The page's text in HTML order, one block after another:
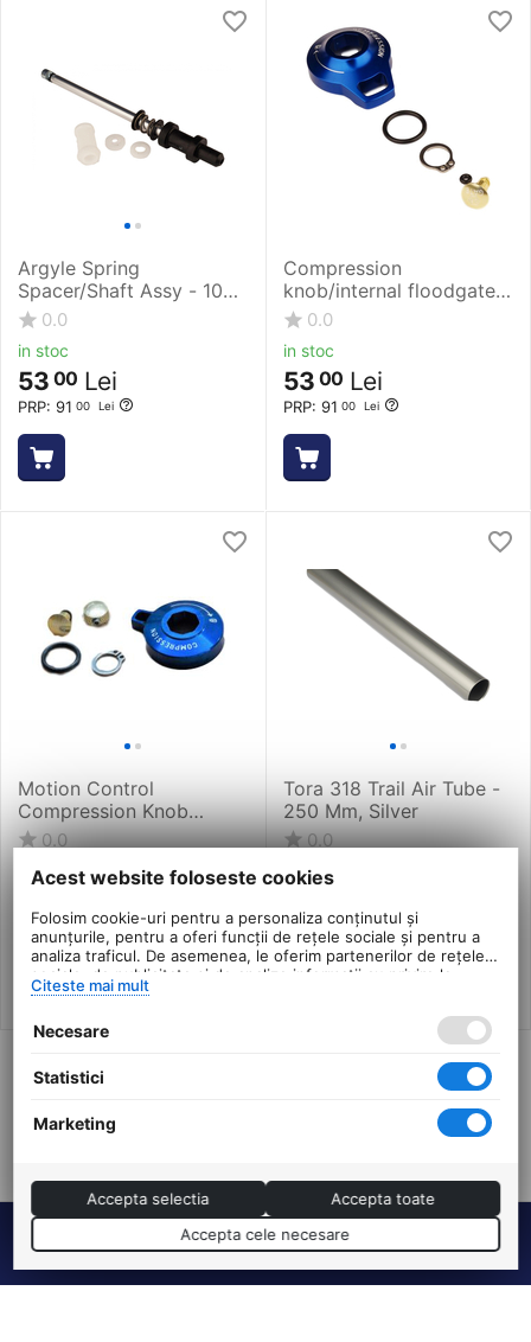
Argyle Spring
Spacer/Shaft Assy - 100
Mm, Silver-Black
0.0
in stoc
PRP: 91 00 Lei
53 00 Lei
Compression
knob/internal floodgate
cap/MC reba revelation
0.0
in stoc
PRP: 91 00 Lei
53 00 Lei
Motion Control
Compression Knob
Standard Alum W/ Cir-
Clip - Blue
0.0
in stoc
PRP:102 00 Lei
Tora 318 Trail Air Tube -
250 Mm, Silver
0.0
in stoc
PRP:91 00 Lei
Termeni si conditii
Acest website foloseste cookies
Folosim cookie-uri pentru a personaliza conținutul și
anunțurile, pentru a oferi funcții de rețele sociale și pentru a
analiza traficul. De asemenea, le oferim partenerilor de rețele
sociale, de publicitate și de analize informații cu privire la
modul în care folosiți site-ul nostru. Aceștia le pot combina cu
serviciilor lor.
Citeste mai mult
Necesare
Statistici
Marketing
Accepta cele necesare
Accepta selectia Accepta toate